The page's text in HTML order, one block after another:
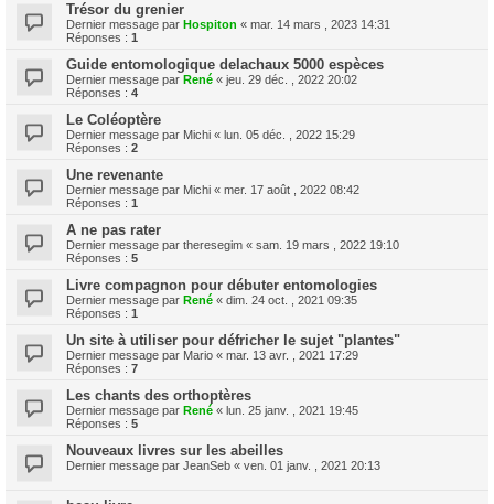
Trésor du grenier
Dernier message par Hospiton « mar. 14 mars , 2023 14:31
Réponses : 1
Guide entomologique delachaux 5000 espèces
Dernier message par René « jeu. 29 déc. , 2022 20:02
Réponses : 4
Le Coléoptère
Dernier message par Michi « lun. 05 déc. , 2022 15:29
Réponses : 2
Une revenante
Dernier message par Michi « mer. 17 août , 2022 08:42
Réponses : 1
A ne pas rater
Dernier message par theresegim « sam. 19 mars , 2022 19:10
Réponses : 5
Livre compagnon pour débuter entomologies
Dernier message par René « dim. 24 oct. , 2021 09:35
Réponses : 1
Un site à utiliser pour défricher le sujet "plantes"
Dernier message par Mario « mar. 13 avr. , 2021 17:29
Réponses : 7
Les chants des orthoptères
Dernier message par René « lun. 25 janv. , 2021 19:45
Réponses : 5
Nouveaux livres sur les abeilles
Dernier message par JeanSeb « ven. 01 janv. , 2021 20:13